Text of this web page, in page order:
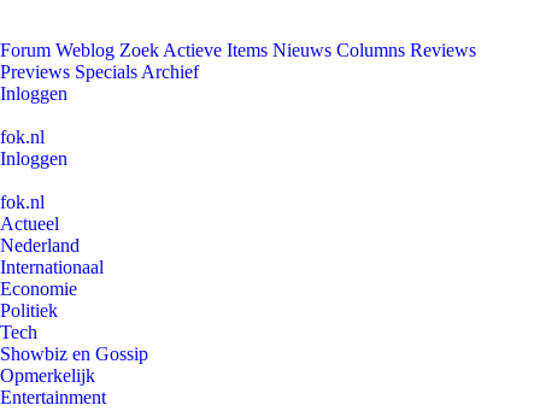
Forum Weblog Zoek Actieve Items Nieuws Columns Reviews
Previews Specials Archief
Inloggen
fok.nl
Inloggen
fok.nl
Actueel
Nederland
Internationaal
Economie
Politiek
Tech
Showbiz en Gossip
Opmerkelijk
Entertainment